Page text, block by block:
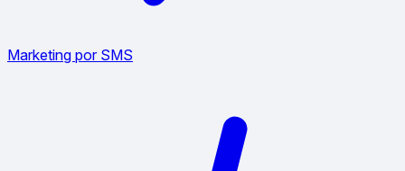
Marketing por SMS